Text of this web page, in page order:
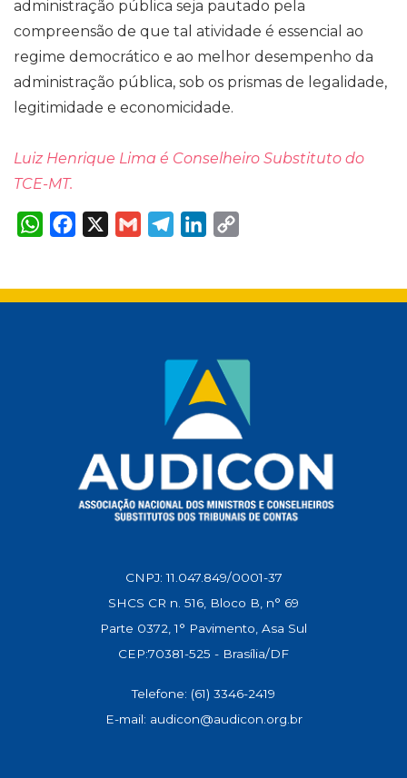
administração pública seja pautado pela
compreensão de que tal atividade é essencial ao
regime democrático e ao melhor desempenho da
administração pública, sob os prismas de legalidade,
legitimidade e economicidade.
Luiz Henrique Lima é Conselheiro Substituto do
TCE-MT.
W
h
A
p
F
a
o
o
X
G
m
T
e
r
a
L
d
I
i
n
CNPJ: 11.047.849/0001-37
SHCS CR n. 516, Bloco B, n° 69
Parte 0372, 1° Pavimento, Asa Sul
CEP:70381-525 - Brasília/DF
Telefone: (61) 3346-2419
E-mail: audicon@audicon.org.br